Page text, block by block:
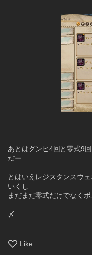
あとはグンヒ4回と零式9
だー
とはいえレジスタンスウ
いくし
まだまだ零式だけでなく
〆
Like